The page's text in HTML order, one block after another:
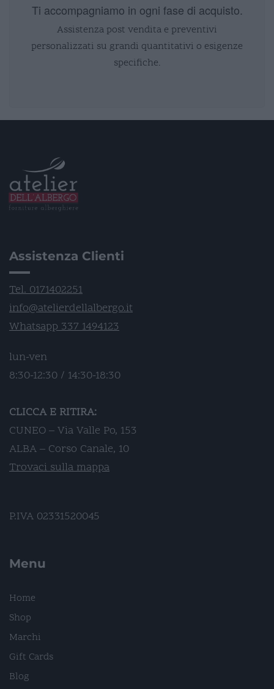
Ti accompagniamo in ogni fase di acquisto.
Assistenza post vendita e preventivi
personalizzati su grandi quantitativi o esigenze
specifiche.
Assistenza Clienti
Tel. 0171402251
info@atelierdellalbergo.it
Whatsapp 337 1494123
lun-ven
8:30-12:30 / 14:30-18:30
CLICCA E RITIRA:
CUNEO – Via Valle Po, 153
ALBA – Corso Canale, 10
Trovaci sulla mappa
P.IVA 02331520045
Menu
Home
Shop
Marchi
Gift Cards
Blog